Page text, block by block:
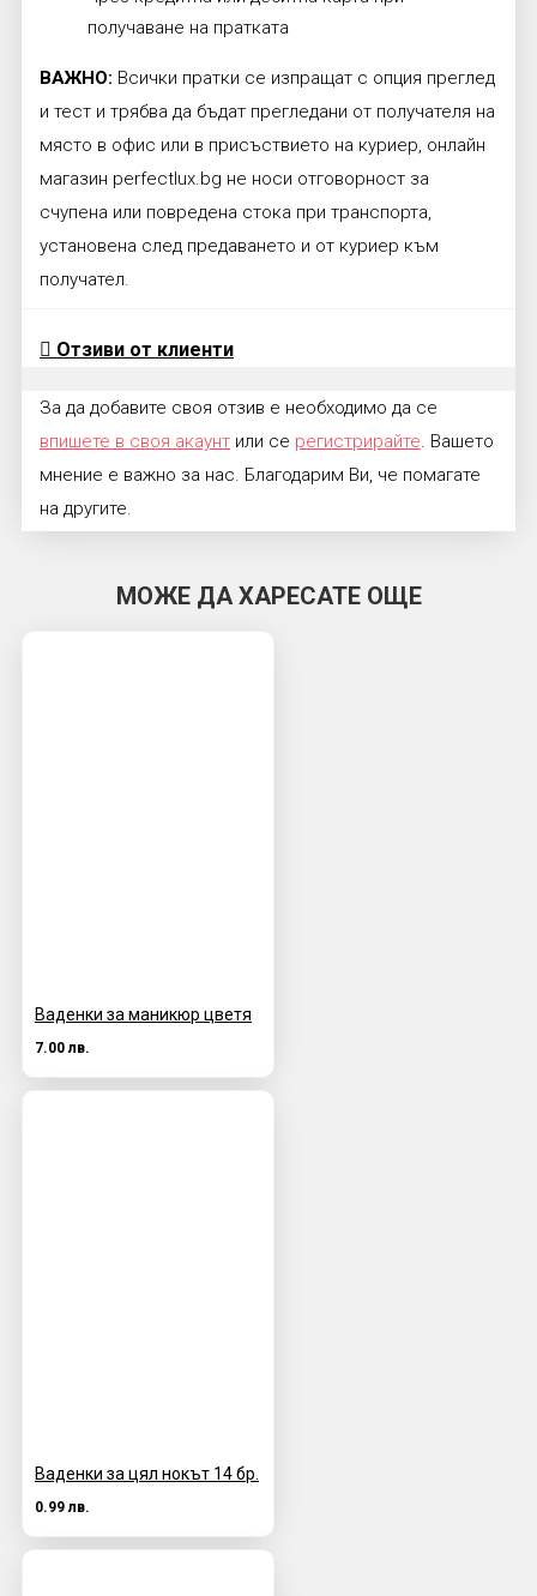
получаване на пратката
ВАЖНО: Всички пратки се изпращат с опция преглед
и тест и трябва да бъдат прегледани от получателя на
място в офис или в присъствието на куриер, онлайн
магазин perfectlux.bg не носи отговорност за
счупена или повредена стока при транспорта,
установена след предаването и от куриер към
получател.
Отзиви от клиенти
За да добавите своя отзив е необходимо да се
впишете в своя акаунт или се регистрирайте. Вашето
мнение е важно за нас. Благодарим Ви, че помагате
на другите.
МОЖЕ ДА ХАРЕСАТЕ ОЩЕ
Ваденки за маникюр цветя
7.00 лв.
Ваденки за цял нокът 14 бр.
0.99 лв.